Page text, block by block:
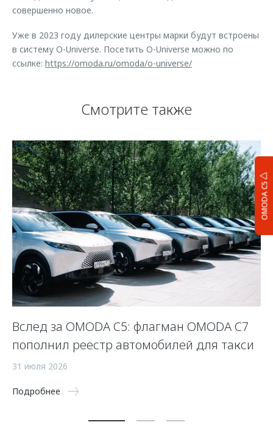
OMODA C5
совершенно новое.
Уже в 2023 году дилерские центры марки будут встроены
в систему O-Universe. Посетить O-Universe можно по
ссылке: https://omoda.ru/omoda/o-universe/
Смотрите также
Вслед за OMODA C5: флагман OMODA C7
пополнил реестр автомобилей для такси
31 июля 2026
Подробнее